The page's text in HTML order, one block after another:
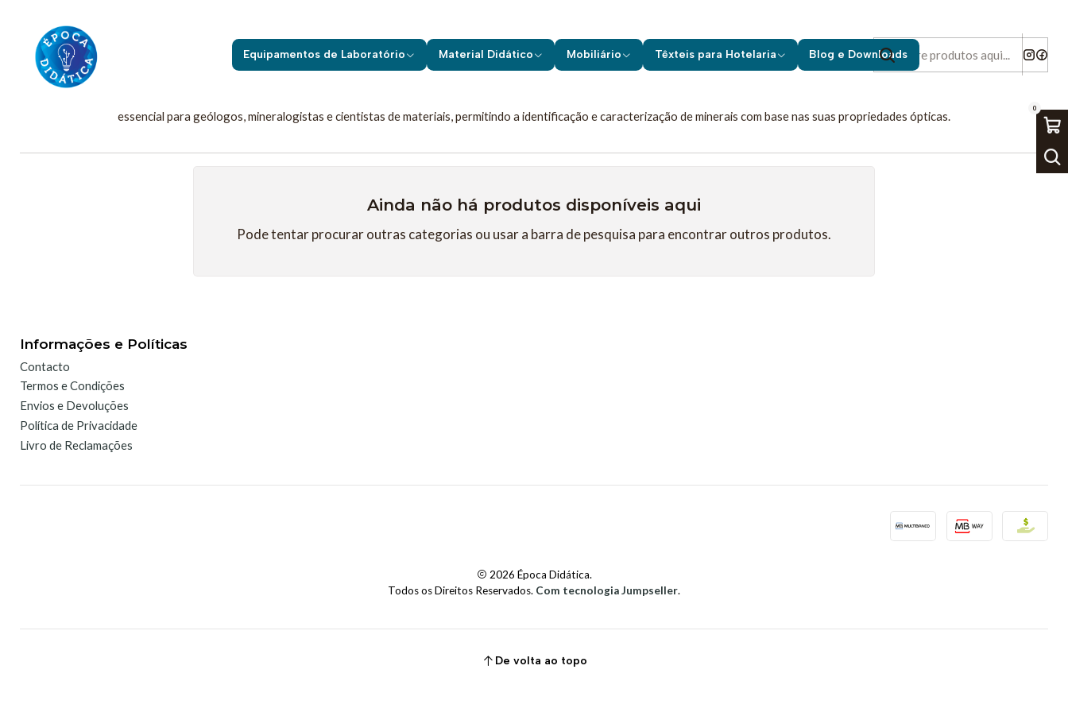
Equipamentos de Laboratório Material Didático Mobiliário Têxteis para Hotelaria Blog e Downloads
0
Microscópios Petrográficos
essencial para geólogos, mineralogistas e cientistas de materiais, permitindo a identificação e caracterização de minerais com base nas suas propriedades ópticas.
Ainda não há produtos disponíveis aqui
Pode tentar procurar outras categorias ou usar a barra de pesquisa para encontrar outros produtos.
Informações e Políticas
Contacto
Termos e Condições
Envios e Devoluções
Política de Privacidade
Livro de Reclamações
2026 Época Didática.
Todos os Direitos Reservados. Com tecnologia Jumpseller.
De volta ao topo